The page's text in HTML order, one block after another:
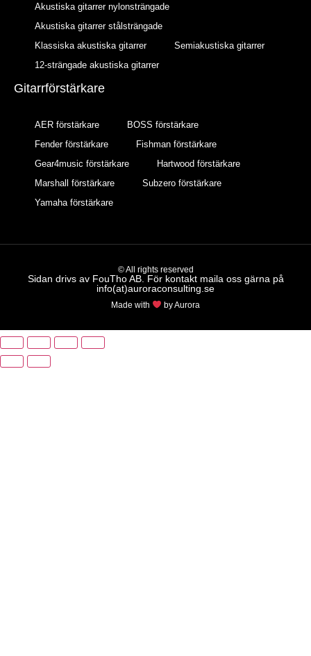
Akustiska gitarrer nylonsträngade
Akustiska gitarrer stålsträngade
Klassiska akustiska gitarrer
Semiakustiska gitarrer
12-strängade akustiska gitarrer
Gitarrförstärkare
AER förstärkare
BOSS förstärkare
Fender förstärkare
Fishman förstärkare
Gear4music förstärkare
Hartwood förstärkare
Marshall förstärkare
Subzero förstärkare
Yamaha förstärkare
© All rights reserved
Sidan drivs av FouTho AB. För kontakt maila oss gärna på
info(at)auroraconsulting.se
Made with by Aurora